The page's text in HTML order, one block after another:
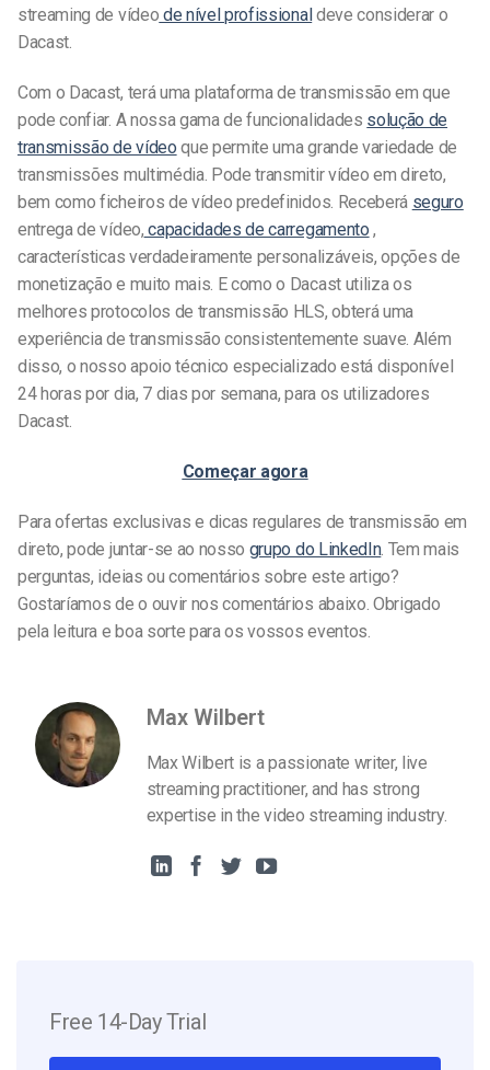
streaming de vídeo de nível profissional deve considerar o
Dacast.
Com o Dacast, terá uma plataforma de transmissão em que
pode confiar. A nossa gama de funcionalidades solução de
transmissão de vídeo que permite uma grande variedade de
transmissões multimédia. Pode transmitir vídeo em direto,
bem como ficheiros de vídeo predefinidos. Receberá seguro
entrega de vídeo, capacidades de carregamento ,
características verdadeiramente personalizáveis, opções de
monetização e muito mais. E como o Dacast utiliza os
melhores protocolos de transmissão HLS, obterá uma
experiência de transmissão consistentemente suave. Além
disso, o nosso apoio técnico especializado está disponível
24 horas por dia, 7 dias por semana, para os utilizadores
Dacast.
Começar agora
Para ofertas exclusivas e dicas regulares de transmissão em
direto, pode juntar-se ao nosso grupo do LinkedIn. Tem mais
perguntas, ideias ou comentários sobre este artigo?
Gostaríamos de o ouvir nos comentários abaixo. Obrigado
pela leitura e boa sorte para os vossos eventos.
Max Wilbert
Max Wilbert is a passionate writer, live
streaming practitioner, and has strong
expertise in the video streaming industry.
Free 14-Day Trial